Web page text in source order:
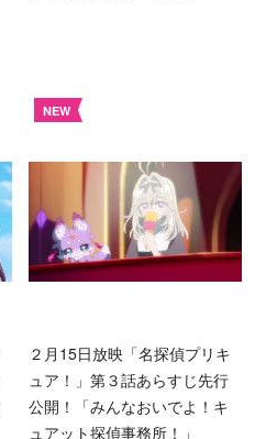
NEW
２月15日放映「名探偵プリキ
ュア！」第３話あらすじ先行
公開！「みんなおいでよ！キ
ュアット探偵事務所！」